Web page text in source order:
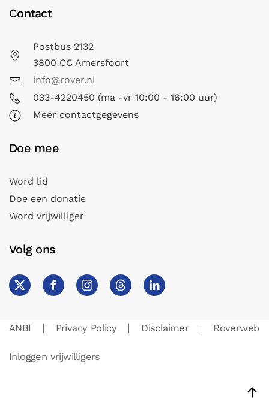
Contact
Postbus 2132
3800 CC Amersfoort
info@rover.nl
033-4220450 (ma -vr 10:00 - 16:00 uur)
Meer contactgegevens
Doe mee
Word lid
Doe een donatie
Word vrijwilliger
Volg ons
ANBI Privacy Policy Disclaimer Roverweb
Inloggen vrijwilligers